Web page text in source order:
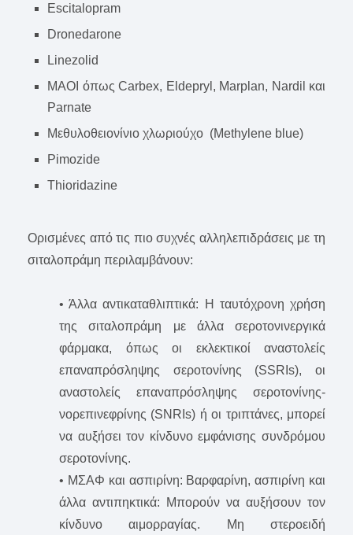
Escitalopram
Dronedarone
Linezolid
ΜΑΟΙ όπως Carbex, Eldepryl, Marplan, Nardil και
Parnate
Μεθυλοθειονίνιο χλωριούχο (Methylene blue)
Pimozide
Thioridazine
Ορισμένες από τις πιο συχνές αλληλεπιδράσεις με τη
σιταλοπράμη περιλαμβάνουν:
• Άλλα αντικαταθλιπτικά: Η ταυτόχρονη χρήση
της σιταλοπράμη με άλλα σεροτονινεργικά
φάρμακα, όπως οι εκλεκτικοί αναστολείς
επαναπρόσληψης σεροτονίνης (SSRIs), οι
αναστολείς επαναπρόσληψης σεροτονίνης-
νορεπινεφρίνης (SNRIs) ή οι τριπτάνες, μπορεί
να αυξήσει τον κίνδυνο εμφάνισης συνδρόμου
σεροτονίνης.
• ΜΣΑΦ και ασπιρίνη: Βαρφαρίνη, ασπιρίνη και
άλλα αντιπηκτικά: Μπορούν να αυξήσουν τον
κίνδυνο αιμορραγίας. Μη στεροειδή